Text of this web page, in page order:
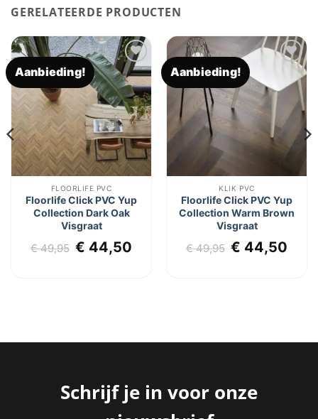
GERELATEERDE PRODUCTEN
Aanbieding!
Toevoegen
aan
verlanglijst
FLOORLIFE PVC
Floorlife Click PVC Yup
Collection Dark Oak
Visgraat
€49,95 Oorspronkelijke
€ 44,50 Huidige
Aanbieding!
Toevoegen
verlanglijst
KLIK PVC
Floorlife Click PVC Yup
Collection Warm Brown
Visgraat
€49,95 € 44,50
Schrijf je in voor onze